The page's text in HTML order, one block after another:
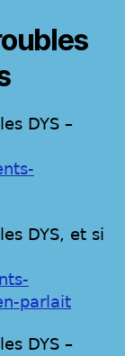
DYS –
DYS, et si
parlait
DYS –